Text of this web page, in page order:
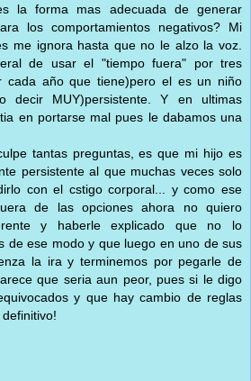
la forma mas adecuada de generar
los comportamientos negativos? Mi
me ignora hasta que no le alzo la voz.
de usar el "tiempo fuera" por tres
cada año que tiene)pero el es un niño
decir MUY)persistente. Y en ultimas
en portarse mal pues le dabamos una
tantas preguntas, es que mi hijo es
persistente al que muchas veces solo
con el cstigo corporal... y como ese
de las opciones ahora no quiero
y haberle explicado que no lo
de ese modo y que luego en uno de sus
la ira y terminemos por pegarle de
que seria aun peor, pues si le digo
y que hay cambio de reglas